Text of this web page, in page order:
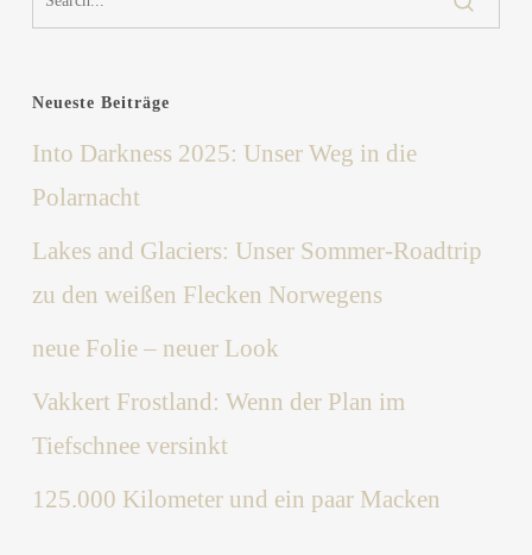
Neueste Beiträge
Into Darkness 2025: Unser Weg in die
Polarnacht
Lakes and Glaciers: Unser Sommer-Roadtrip
zu den weißen Flecken Norwegens
neue Folie – neuer Look
Vakkert Frostland: Wenn der Plan im
Tiefschnee versinkt
125.000 Kilometer und ein paar Macken